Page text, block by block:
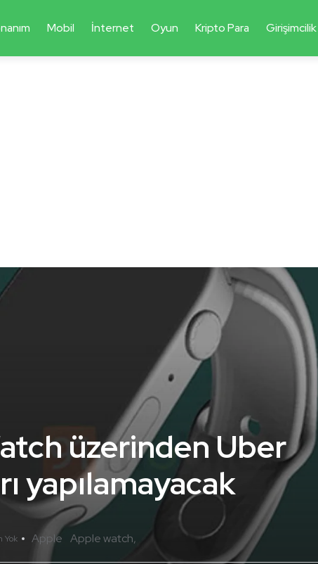
Mobil İnternet Oyun Kripto Para Girişimcilik
üzerinden Uber
yapılamayacak
Yok Apple Apple watch